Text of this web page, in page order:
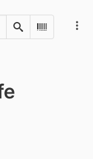
SearchScan